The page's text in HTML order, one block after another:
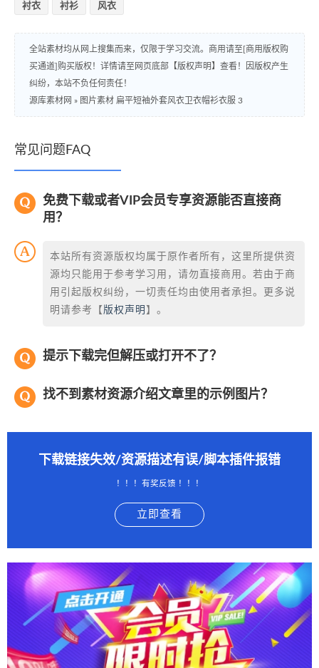
衬衣 衬衫 风衣
全站素材均从网上搜集而来，仅限于学习交流。商用请至[商用版权购
买通道]购买版权！详情请至网页底部【版权声明】查看！因版权产生
纠纷，本站不负任何责任！
源库素材网 » 图片素材 扁平短袖外套风衣卫衣帽衫衣服 3
常见问题FAQ
免费下载或者VIP会员专享资源能否直接商
用？
本站所有资源版权均属于原作者所有，这里所提供资
源均只能用于参考学习用，请勿直接商用。若由于商
用引起版权纠纷，一切责任均由使用者承担。更多说
明请参考【 版权声明 】。
提示下载完但解压或打开不了？
找不到素材资源介绍文章里的示例图片？
下载链接失效/资源描述有误/脚本插件报错
！！！有奖反馈 ！！！
立即查看